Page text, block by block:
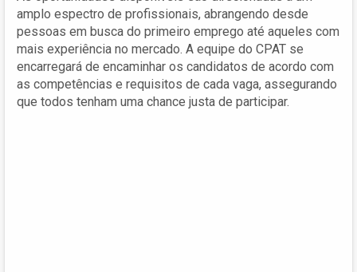
amplo espectro de profissionais, abrangendo desde
pessoas em busca do primeiro emprego até aqueles com
mais experiência no mercado. A equipe do CPAT se
encarregará de encaminhar os candidatos de acordo com
as competências e requisitos de cada vaga, assegurando
que todos tenham uma chance justa de participar.